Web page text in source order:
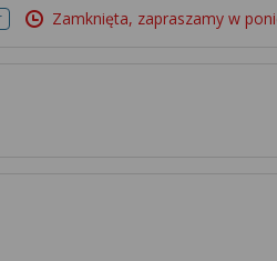
Zamknięta, zapraszamy w